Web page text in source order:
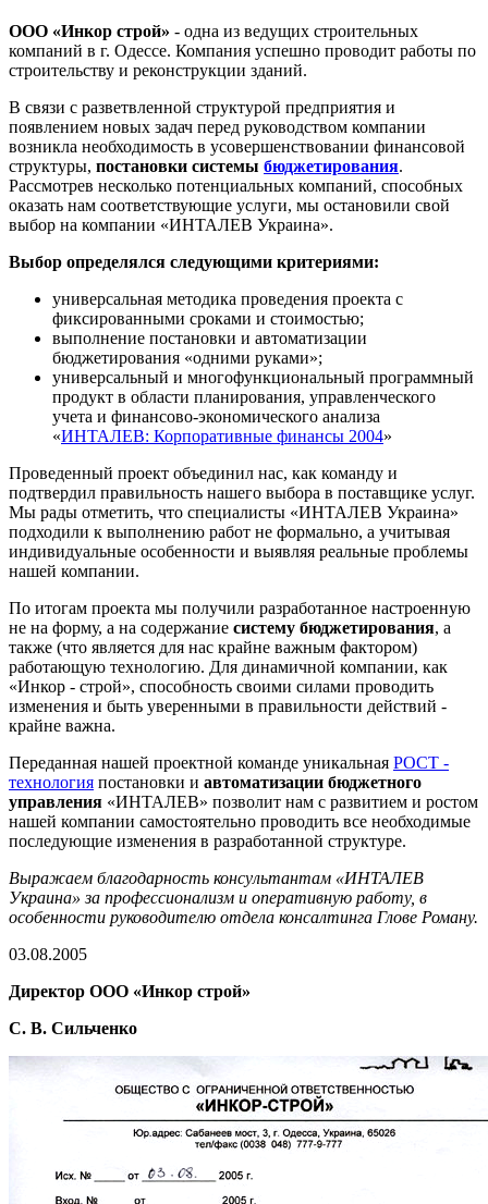
ООО «Инкор строй» - одна из ведущих строительных
компаний в г. Одессе. Компания успешно проводит работы по
строительству и реконструкции зданий.
В связи с разветвленной структурой предприятия и
появлением новых задач перед руководством компании
возникла необходимость в усовершенствовании финансовой
структуры, постановки системы бюджетирования.
Рассмотрев несколько потенциальных компаний, способных
оказать нам соответствующие услуги, мы остановили свой
выбор на компании «ИНТАЛЕВ Украина».
Выбор определялся следующими критериями:
универсальная методика проведения проекта с
фиксированными сроками и стоимостью;
выполнение постановки и автоматизации
бюджетирования «одними руками»;
универсальный и многофункциональный программный
продукт в области планирования, управленческого
учета и финансово-экономического анализа
«ИНТАЛЕВ: Корпоративные финансы 2004»
Проведенный проект объединил нас, как команду и
подтвердил правильность нашего выбора в поставщике услуг.
Мы рады отметить, что специалисты «ИНТАЛЕВ Украина»
подходили к выполнению работ не формально, а учитывая
индивидуальные особенности и выявляя реальные проблемы
нашей компании.
По итогам проекта мы получили разработанное настроенную
не на форму, а на содержание систему бюджетирования, а
также (что является для нас крайне важным фактором)
работающую технологию. Для динамичной компании, как
«Инкор - строй», способность своими силами проводить
изменения и быть уверенными в правильности действий -
крайне важна.
Переданная нашей проектной команде уникальная РОСТ -
технология постановки и автоматизации бюджетного
управления «ИНТАЛЕВ» позволит нам с развитием и ростом
нашей компании самостоятельно проводить все необходимые
последующие изменения в разработанной структуре.
Выражаем благодарность консультантам «ИНТАЛЕВ
Украина» за профессионализм и оперативную работу, в
особенности руководителю отдела консалтинга Глове Роману.
03.08.2005
Директор ООО «Инкор строй»
С. В. Сильченко